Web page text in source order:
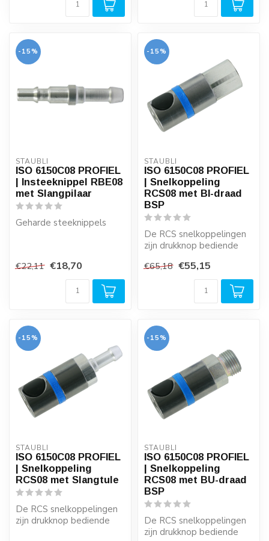
-15%
STÄUBLI
ISO 6150C08 PROFIEL
| Insteeknippel RBE08
met Slangpilaar
Geharde steeknippels
snelkoppelingen...
€22,11 €18,70
-15%
STÄUBLI
ISO 6150C08 PROFIEL
| Snelkoppeling
RCS08 met BI-draad
BSP
De RCS snelkoppelingen
zijn drukknop bediende
snelkoppelin...
€65,18 €55,15
-15%
STÄUBLI
ISO 6150C08 PROFIEL
| Snelkoppeling
RCS08 met Slangtule
De RCS snelkoppelingen
zijn drukknop bediende
-15%
STÄUBLI
ISO 6150C08 PROFIEL
| Snelkoppeling
RCS08 met BU-draad
BSP
De RCS snelkoppelingen
zijn drukknop bediende